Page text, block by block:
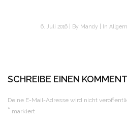
6. Juli 2016 By Mandy In
SCHREIBE EINEN
Deine E-Mail-Adresse wird nicht
* markiert